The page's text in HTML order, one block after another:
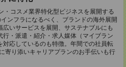
・コスメ業界特化型ビジネスを展開する
ンフラになるべく、ブランドの海外展開
いサービスを展開、サステナブルにも
・派遣・紹介・求人媒体（マイブラン
対応しているのも特徴。年間での社員転
寄り添いキャリアプランのお手伝いも行